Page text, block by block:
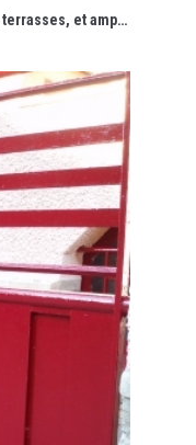
Côté jardin, la maison déploie balcons, terrasses, et amples baies vitrées.